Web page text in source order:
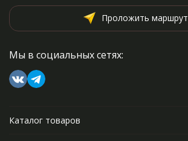
Проложить маршрут
Мы в социальных сетях:
Каталог товаров